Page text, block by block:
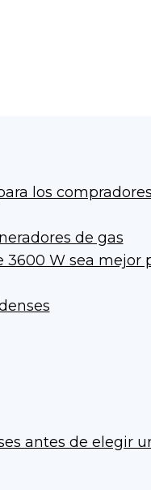
los
de gas
W sea mejor
antes de elegir